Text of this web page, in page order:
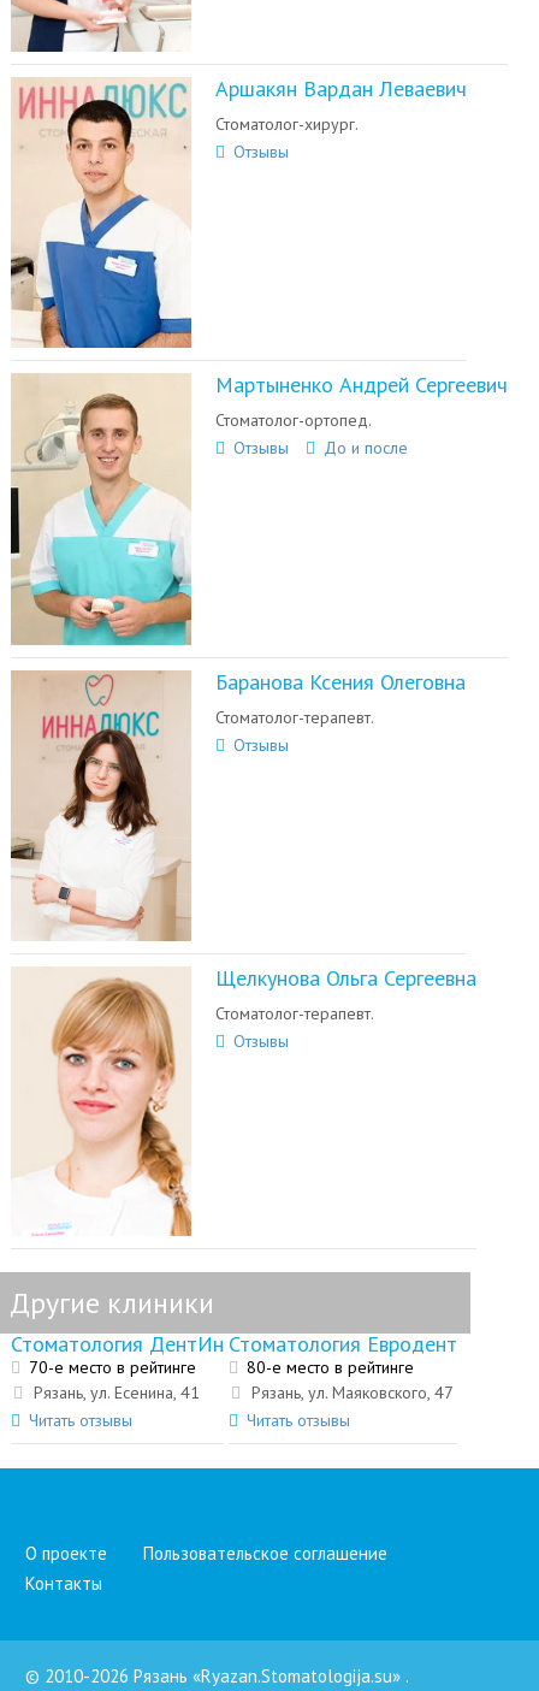
Аршакян Вардан Леваевич
Стоматолог-хирург.
Отзывы
Мартыненко Андрей Сергеевич
Стоматолог-ортопед.
Отзывы
До и после
Баранова Ксения Олеговна
Стоматолог-терапевт.
Отзывы
Щелкунова Ольга Сергеевна
Стоматолог-терапевт.
Отзывы
Другие клиники
Стоматология ДентИн
70-е место в рейтинге
Рязань, ул. Есенина, 41
Читать отзывы
Стоматология Евродент
80-е место в рейтинге
Рязань, ул. Маяковского, 47
Читать отзывы
О проекте
Пользовательское соглашение
Контакты
© 2010-2026 Рязань «Ryazan.Stomatologija.su» .